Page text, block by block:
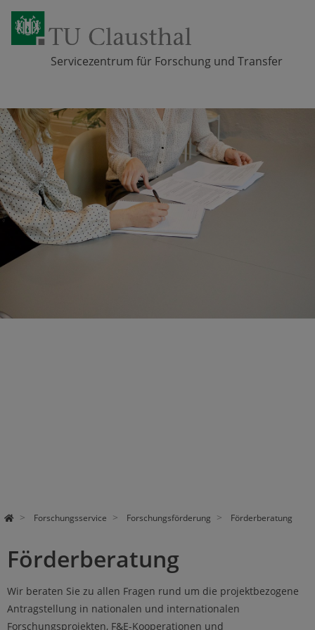
Zum Inhalt springen
Servicezentrum für Forschung und Transfer
Forschungsservice Forschungsförderung Förderberatung
Förderberatung
Wir beraten Sie zu allen Fragen rund um die projektbezogene
Antragstellung in nationalen und internationalen
Forschungsprojekten, F&E-Kooperationen und